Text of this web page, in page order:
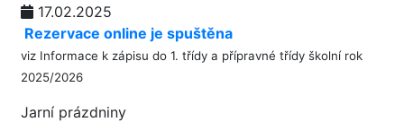
17.02.2025
Rezervace online je spuštěna
viz Informace k zápisu do 1. třídy a přípravné třídy školní rok
2025/2026
Jarní prázdniny